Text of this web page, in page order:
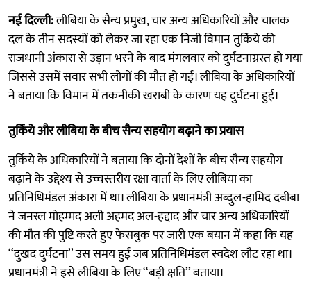
नई दिल्ली:लीबिया के सैन्य प्रमुख, चार अन्य अधिकारियों और चालक
दल के तीन सदस्यों को लेकर जा रहा एक निजी विमान तुर्किये की
राजधानी अंकारा से उड़ान भरने के बाद मंगलवार को दुर्घटनाग्रस्त हो गया
जिससे उसमें सवार सभी लोगों की मौत हो गई। लीबिया के अधिकारियों
ने बताया कि विमान में तकनीकी खराबी के कारण यह दुर्घटना हुई।
तुर्किये और लीबिया के बीच सैन्य सहयोग बढ़ाने का प्रयास
तुर्किये के अधिकारियों ने बताया कि दोनों देशों के बीच सैन्य सहयोग
बढ़ाने के उद्देश्य से उच्चस्तरीय रक्षा वार्ता के लिए लीबिया का
प्रतिनिधिमंडल अंकारा में था। लीबिया के प्रधानमंत्री अब्दुल-हामिद दबीबा
ने जनरल मोहम्मद अली अहमद अल-हद्दाद और चार अन्य अधिकारियों
की मौत की पुष्टि करते हुए फेसबुक पर जारी एक बयान में कहा कि यह
‘‘दुखद दुर्घटना’’ उस समय हुई जब प्रतिनिधिमंडल स्वदेश लौट रहा था।
प्रधानमंत्री ने इसे लीबिया के लिए ‘‘बड़ी क्षति’’ बताया।